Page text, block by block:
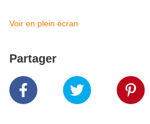
Voir en plein écran
Partager